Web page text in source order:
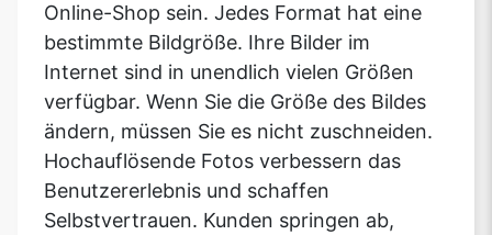
Online-Shop sein. Jedes Format hat eine
bestimmte Bildgröße. Ihre Bilder im
Internet sind in unendlich vielen Größen
verfügbar. Wenn Sie die Größe des Bildes
ändern, müssen Sie es nicht zuschneiden.
Hochauflösende Fotos verbessern das
Benutzererlebnis und schaffen
Selbstvertrauen. Kunden springen ab,